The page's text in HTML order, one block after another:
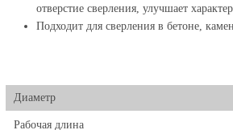
отверстие сверления, улучшает
Подходит для сверления в бетоне,
Диаметр
Рабочая длина